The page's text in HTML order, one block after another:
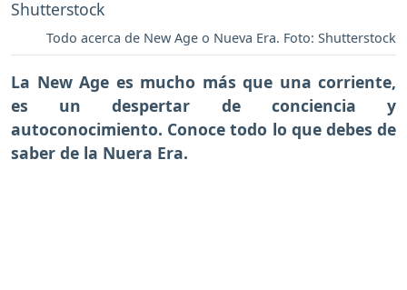
Todo acerca de New Age o Nueva Era. Foto: Shutterstock
La New Age es mucho más que una corriente,
es un despertar de conciencia y
autoconocimiento. Conoce todo lo que debes de
saber de la Nuera Era.